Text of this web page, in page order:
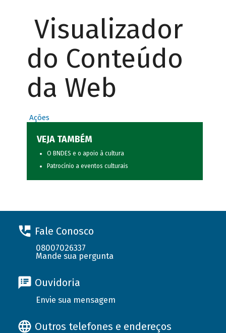
Visualizador
do Conteúdo
da Web
Ações
VEJA TAMBÉM
O BNDES e o apoio à cultura
Patrocínio a eventos culturais
Fale Conosco
08007026337
Mande sua pergunta
Ouvidoria
Envie sua mensagem
Outros telefones e endereços